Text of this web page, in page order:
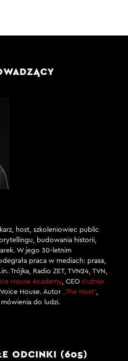
host, szkoleniowiec public
budowania historii,
W jego 30-letnim
praca w mediach: prasa,
Trójka, Radio ZET, TVN24, TVN,
House Academy, CEO Kuźniar
House. Autor „The Host”,
do ludzi.
ODCINKI (605)